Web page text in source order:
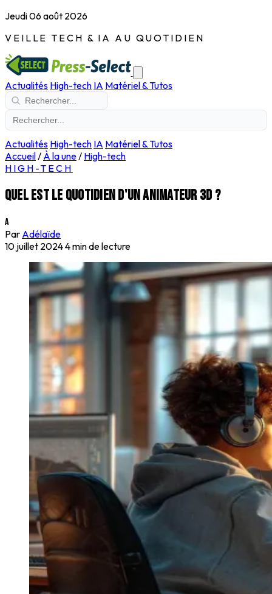
Jeudi 06 août 2026
VEILLE TECH & IA AU QUOTIDIEN
Actualités High-tech IA Matériel & Tutos
Actualités High-tech IA Matériel & Tutos
Accueil/ À la une/ High-tech
HIGH-TECH
Quel est le quotidien d'un animateur 3D ?
A
Par Adélaïde
10 juillet 20244 min de lecture